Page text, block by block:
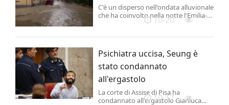
C'è un disperso nell'ondata alluvionale
che ha coinvolto nella notte l'Emilia-
Romagna: si tratta di una persona a
quale non si hanno notizie dalla
nottata. Ne dà notizia la prefettura di
Bologna.
10-20
Psichiatra uccisa, Seung è
stato condannato
all'ergastolo
La corte di Assise di Pisa ha
condannato all'ergastolo Gianluca
10-17